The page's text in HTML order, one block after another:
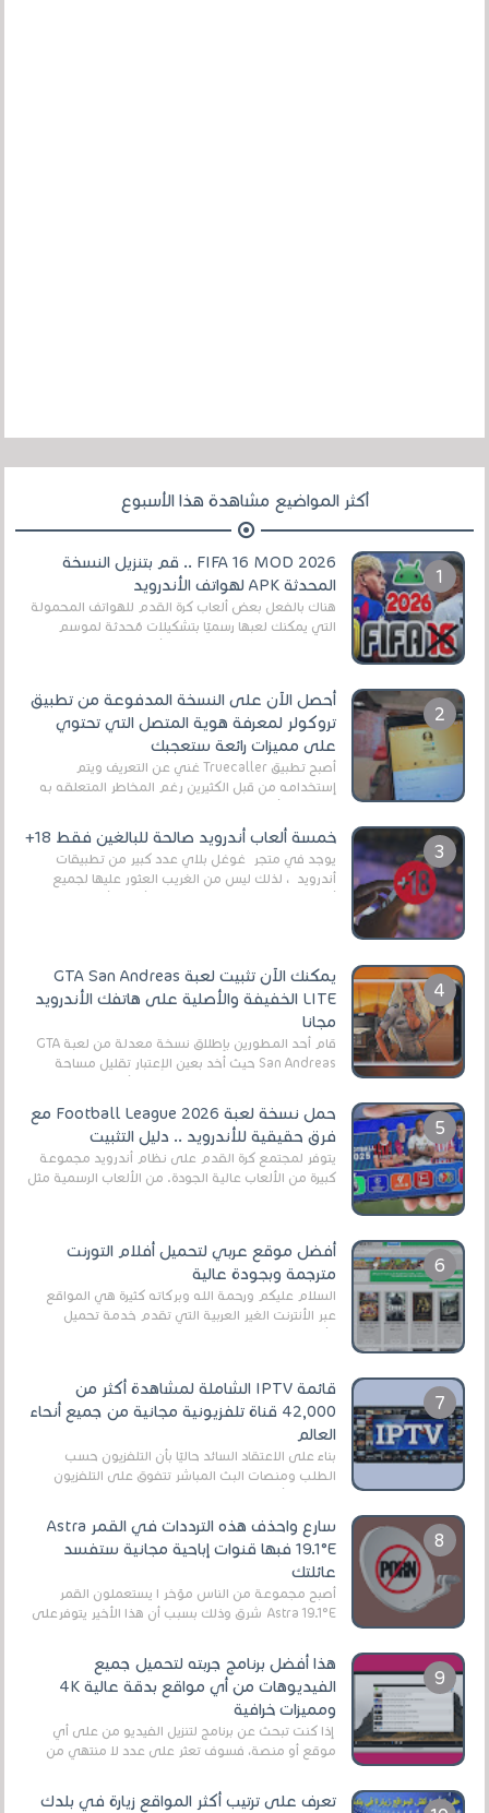
أكثر المواضيع مشاهدة هذا الأسبوع
FIFA 16 MOD 2026 .. قم بتنزيل النسخة
المحدثة APK لهواتف الأندرويد
هناك بالفعل بعض ألعاب كرة القدم للهواتف المحمولة
التي يمكنك لعبها رسميًا بتشكيلات مُحدثة لموسم
أحصل الآن على النسخة المدفوعة من تطبيق
تروكولر لمعرفة هوية المتصل التي تحتوي
على مميزات رائعة ستعجبك
أصبح تطبيق Truecaller غني عن التعريف ويتم
إستخدامه من قبل الكثيرين رغم المخاطر المتعلقه به
خمسة ألعاب أندرويد صالحة للبالغين فقط 18+
يوجد في متجر غوغل بلاي عدد كبير من تطبيقات
أندرويد ، لذلك ليس من الغريب العثور عليها لجميع
يمكنك الآن تثبيت لعبة GTA San Andreas
LITE الخفيفة والأصلية على هاتفك الأندرويد
مجانا
قام أحد المطورين بإطلاق نسخة معدلة من لعبة GTA
San Andreas حيث أخد بعين الإعتبار تقليل مساحة
حمل نسخة لعبة Football League 2026 مع
فرق حقيقية للأندرويد .. دليل التثبيت
يتوفر لمجتمع كرة القدم على نظام أندرويد مجموعة
كبيرة من الألعاب عالية الجودة. من الألعاب الرسمية مثل
أفضل موقع عربي لتحميل أفلام التورنت
مترجمة وبجودة عالية
السلام عليكم ورحمة الله وبركاته كثيرة هي المواقع
عبر الأنترنت الغير العربية التي تقدم خدمة تحميل
الأفلام على التورنت ، ومعظم هذه المواقع ل...
قائمة IPTV الشاملة لمشاهدة أكثر من
42,000 قناة تلفزيونية مجانية من جميع أنحاء
العالم
بناءً على الاعتقاد السائد حاليًا بأن التلفزيون حسب
الطلب ومنصات البث المباشر تتفوق على التلفزيون
الرقمي الأرضي التقليدي، يُعدّ IPTV-org خيار...
سارع واحذف هذه الترددات في القمر Astra
19.1°E فبها قنوات إباحية مجانية ستفسد
عائلتك
أصبح مجموعة من الناس مؤخر ا يستعملون القمر
Astra 19.1°E شرق وذلك بسبب أن هذا الأخير يتوفرعلى
هذا أفضل برنامج جربته لتحميل جميع
الفيديوهات من أي مواقع بدقة عالية 4K
ومميزات خرافية
إذا كنت تبحث عن برنامج لتنزيل الفيديو من على أي
موقع أو منصة، فسوف تعثر على عدد لا منتهي من
تعرف على ترتيب أكثر المواقع زيارة في بلدك